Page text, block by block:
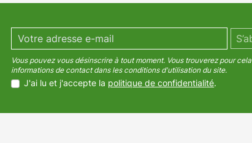
Vous pouvez vous désinscrire à tout moment. Vous trouverez pour
informations de contact dans les conditions d'utilisation du site.
J'ai lu et j'accepte la politique de confidentialité.